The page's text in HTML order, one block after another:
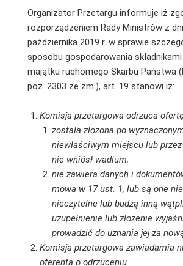
Organizator Przetargu informuje iż
rozporządzeniem Rady Ministrów z
października 2019 r. w sprawie
sposobu gospodarowania
majątku ruchomego Skarbu Państwa
poz. 2303 ze zm.), art. 19 stanowi iż:
Komisja przetargowa odrzuca
została złożona po
niewłaściwym miejscu lub
nie wniósł wadium;
nie zawiera danych i
mowa w 17 ust. 1, lub są one
nieczytelne lub budzą inną
uzupełnienie lub złożenie
prowadzić do uznania jej za
Komisja przetargowa zawiadamia
oferenta o odrzuceniu